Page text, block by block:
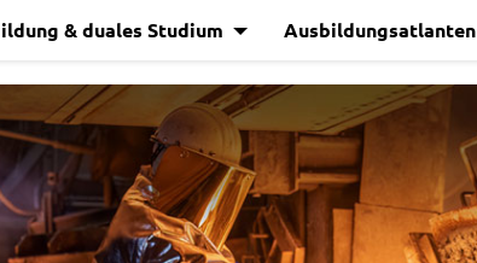
& duales Studium Ausbildungsatlanten